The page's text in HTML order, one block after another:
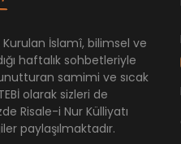
İslamî, bilimsel ve
haftalık sohbetleriyle
samimi ve sıcak
olarak sizleri de
Risale-i Nur Külliyatı
paylaşılmaktadır.